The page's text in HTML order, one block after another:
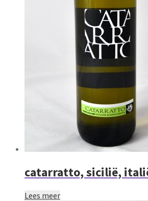
catarratto, sicilië,
Lees meer